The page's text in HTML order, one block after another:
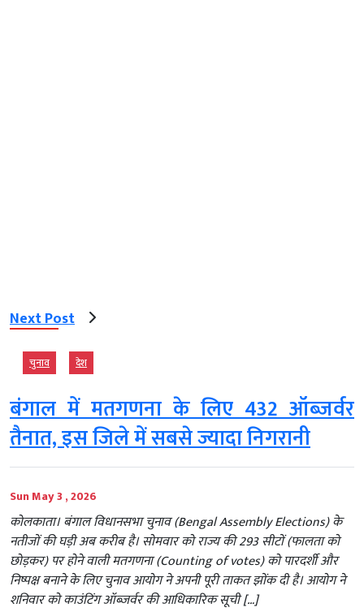
Next Post
चुनाव देश
बंगाल में मतगणना के लिए 432 ऑब्जर्वर
तैनात, इस जिले में सबसे ज्यादा निगरानी
Sun May 3 , 2026
कोलकाता। बंगाल विधानसभा चुनाव (Bengal Assembly Elections) के
नतीजों की घड़ी अब करीब है। सोमवार को राज्य की 293 सीटों (फालता को
छोड़कर) पर होने वाली मतगणना (Counting of votes) को पारदर्शी और
निष्पक्ष बनाने के लिए चुनाव आयोग ने अपनी पूरी ताकत झोंक दी है। आयोग ने
शनिवार को काउंटिंग ऑब्जर्वर की आधिकारिक सूची […]